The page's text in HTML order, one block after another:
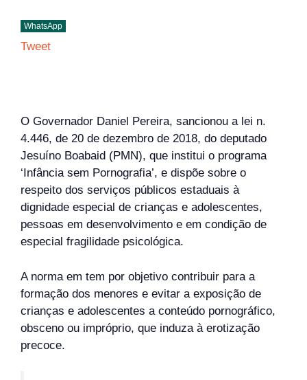
WhatsApp
Tweet
O Governador Daniel Pereira, sancionou a lei n.
4.446, de 20 de dezembro de 2018, do deputado
Jesuíno Boabaid (PMN), que institui o programa
‘Infância sem Pornografia’, e dispõe sobre o
respeito dos serviços públicos estaduais à
dignidade especial de crianças e adolescentes,
pessoas em desenvolvimento e em condição de
especial fragilidade psicológica.
A norma em tem por objetivo contribuir para a
formação dos menores e evitar a exposição de
crianças e adolescentes a conteúdo pornográfico,
obsceno ou impróprio, que induza à erotização
precoce.